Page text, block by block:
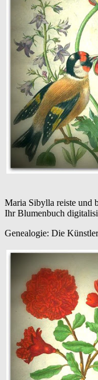
Maria Sibylla reiste und
Ihr Blumenbuch
Genealogie: Die